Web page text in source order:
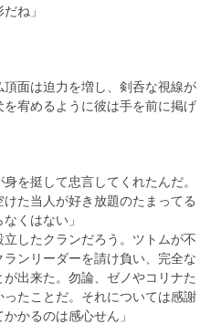
ね」
面は迫力を増し、剣呑な視線が
宥めるように彼は手を前に掲げ
を挺して忠言してくれたんだ。
た当人が好き放題のたまってる
くはない」
立したクランだろう。ツトムが不
ンリーダーを請け負い、完全な
出来た。勿論、ゼノやコリナた
たことだ。それについては感謝
かるのは感心せん」